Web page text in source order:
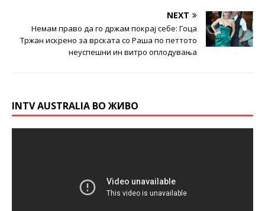
NEXT
Немам право да го држам покрај себе: Гоца
Тржан искрено за врската со Раша по петтото
неуспешни ин витро оплодувања
INTV AUSTRALIA ВО ЖИВО